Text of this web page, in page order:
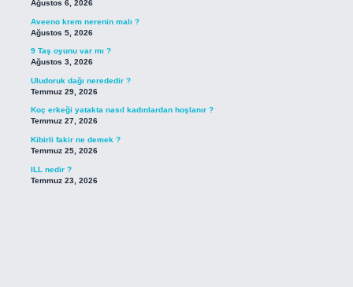
Ağustos 6, 2026
Aveeno krem nerenin malı ?
Ağustos 5, 2026
9 Taş oyunu var mı ?
Ağustos 3, 2026
Uludoruk dağı nerededir ?
Temmuz 29, 2026
Koç erkeği yatakta nasıl kadınlardan hoşlanır ?
Temmuz 27, 2026
Kibirli fakir ne demek ?
Temmuz 25, 2026
ILL nedir ?
Temmuz 23, 2026